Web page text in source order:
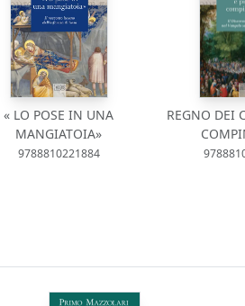
« LO POSE IN UNA
MANGIATOIA»
9788810221884
REGNO DEI